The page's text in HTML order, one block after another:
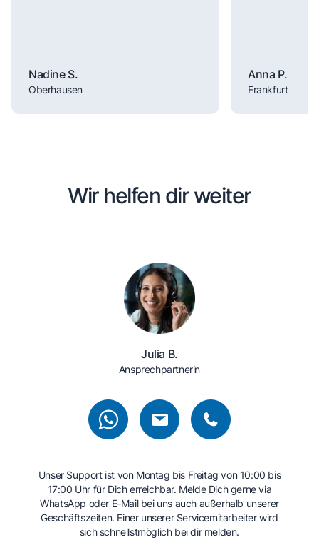
Nadine S.
Oberhausen
Anna P.
Frankfurt
Wir helfen dir weiter
Julia B.
Ansprechpartnerin
Unser Support ist von Montag bis Freitag von 10:00 bis
17:00 Uhr für Dich erreichbar. Melde Dich gerne via
WhatsApp oder E-Mail bei uns auch außerhalb unserer
Geschäftszeiten. Einer unserer Servicemitarbeiter wird
sich schnellstmöglich bei dir melden.